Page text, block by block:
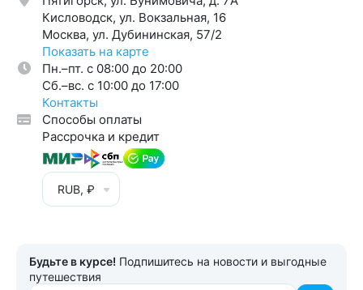
Кисловодск, ул. Вокзальная, 16
Москва, ул. Дубининская, 57/2
Показать на карте
Пн.–пт. с 08:00 до 20:00
Cб.–вс. с 10:00 до 17:00
Контакты
Способы оплаты
Рассрочка и кредит
RUB, ₽
Будьте в курсе! Подпишитесь на новости и выгодные
путешествия